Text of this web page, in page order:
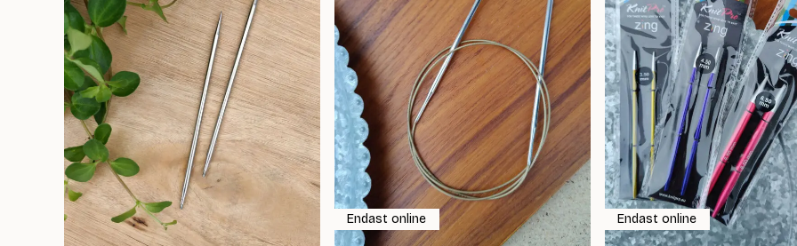
Endast online Endast online